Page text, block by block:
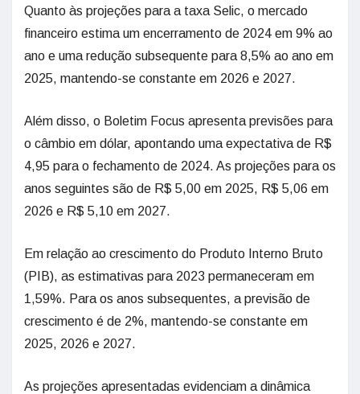
Quanto às projeções para a taxa Selic, o mercado
financeiro estima um encerramento de 2024 em 9% ao
ano e uma redução subsequente para 8,5% ao ano em
2025, mantendo-se constante em 2026 e 2027.
Além disso, o Boletim Focus apresenta previsões para
o câmbio em dólar, apontando uma expectativa de R$
4,95 para o fechamento de 2024. As projeções para os
anos seguintes são de R$ 5,00 em 2025, R$ 5,06 em
2026 e R$ 5,10 em 2027.
Em relação ao crescimento do Produto Interno Bruto
(PIB), as estimativas para 2023 permaneceram em
1,59%. Para os anos subsequentes, a previsão de
crescimento é de 2%, mantendo-se constante em
2025, 2026 e 2027.
As projeções apresentadas evidenciam a dinâmica